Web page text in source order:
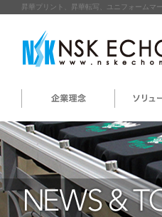
昇華プリント、昇華転写、ユニフォームマ